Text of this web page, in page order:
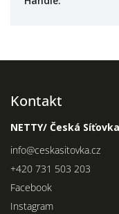
Kontakt
NETTY/ Česká Síťovka
info@ceskasitovka.cz
+420 731 503 203
Facebook
Instagram